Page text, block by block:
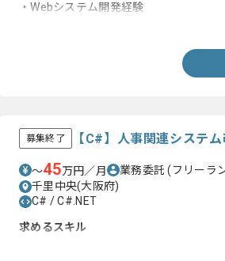
・Webシステム開発経験
募集終了 【C#】人事関連システ
〜45万円／月 業務委託(フリーラ
千里中央(大阪府)
C# / C#.NET
求めるスキル